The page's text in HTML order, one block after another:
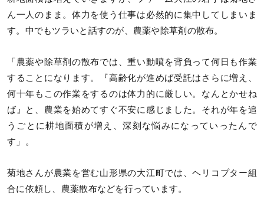
ん一人のまま。体力を使う仕事は必然的に集中してしまいま
す。中でもツラいと話すのが、農薬や除草剤の散布。
「農薬や除草剤の散布では、重い動噴を背負って何日も作業
することになります。『高齢化が進めば受託はさらに増え、
何十年もこの作業をするのは体力的に厳しい。なんとかせね
ば』と、農業を始めてすぐ不安に感じました。それが年を追
うごとに耕地面積が増え、深刻な悩みになっていったんで
す」。
菊地さんが農業を営む山形県の大江町では、ヘリコプター組
合に依頼し、農薬散布などを行っています。